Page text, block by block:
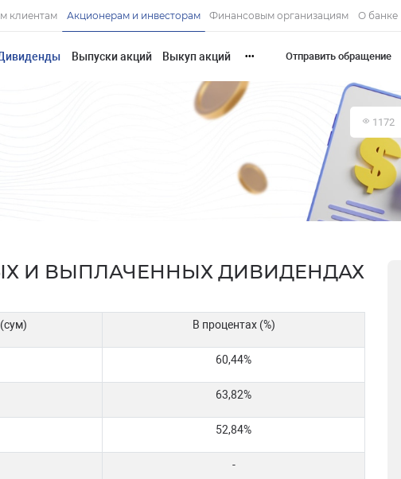
клиентам Акционерам и инвесторам Финансовым организациям О банке
Выпуски акций Выкуп акций ••• Отправить обращение
1172
И ВЫПЛАЧЕННЫХ ДИВИДЕНДАХ
В процентах (%)
60,44%
63,82%
52,84%
-